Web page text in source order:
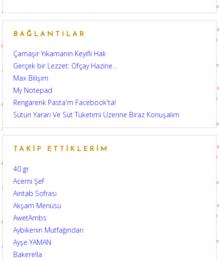
BAĞLANTILAR
Çamaşır Yıkamanın Keyifli Hali
Gerçek bir Lezzet: Ofçay Hazine…
Max Bilişim
My Notepad
Rengarenk Pasta'm Facebook'ta!
Sütün Yararı Ve Süt Tüketimi Üzerine Biraz Konuşalım
TAKIP ETTIKLERIM
40 gr
Acemi Şef
Aintab Sofrası
Akşam Menüsü
AwetAmbs
Aybikenin Mutfağından
Ayşe YAMAN
Bakerella